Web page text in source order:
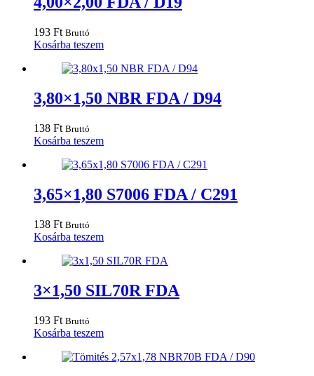
193 Ft Bruttó
Kosárba teszem
3,80×1,50 NBR FDA / D94
138 Ft Bruttó
Kosárba teszem
3,65×1,80 S7006 FDA / C291
138 Ft Bruttó
Kosárba teszem
3×1,50 SIL70R FDA
193 Ft Bruttó
Kosárba teszem